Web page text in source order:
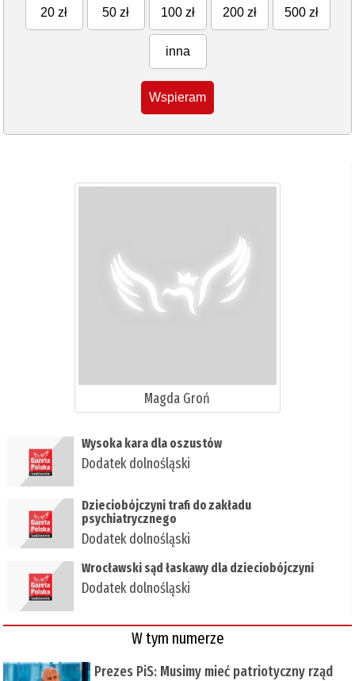
20 zł 50 zł 100 zł 200 zł 500 zł
inna
Wspieram
Magda Groń
Wysoka kara dla oszustów
Dodatek dolnośląski
Dzieciobójczyni trafi do zakładu
psychiatrycznego
Dodatek dolnośląski
Wrocławski sąd łaskawy dla dzieciobójczyni
Dodatek dolnośląski
W tym numerze
Prezes PiS: Musimy mieć patriotyczny rząd